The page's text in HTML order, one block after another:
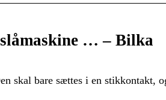
… – Bilka
skal bare sættes i en stikkontakt,